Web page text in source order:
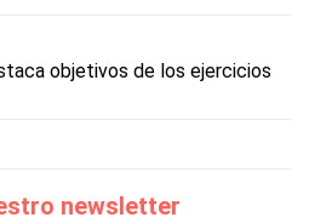
objetivos de los ejercicios
newsletter